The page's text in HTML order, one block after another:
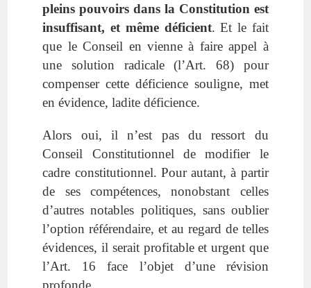
pleins pouvoirs dans la Constitution est
insuffisant, et même déficient. Et le fait
que le Conseil en vienne à faire appel à
une solution radicale (l’Art. 68) pour
compenser cette déficience souligne, met
en évidence, ladite déficience.
Alors oui, il n’est pas du ressort du
Conseil Constitutionnel de modifier le
cadre constitutionnel. Pour autant, à partir
de ses compétences, nonobstant celles
d’autres notables politiques, sans oublier
l’option référendaire, et au regard de telles
évidences, il serait profitable et urgent que
l’Art. 16 face l’objet d’une révision
profonde.